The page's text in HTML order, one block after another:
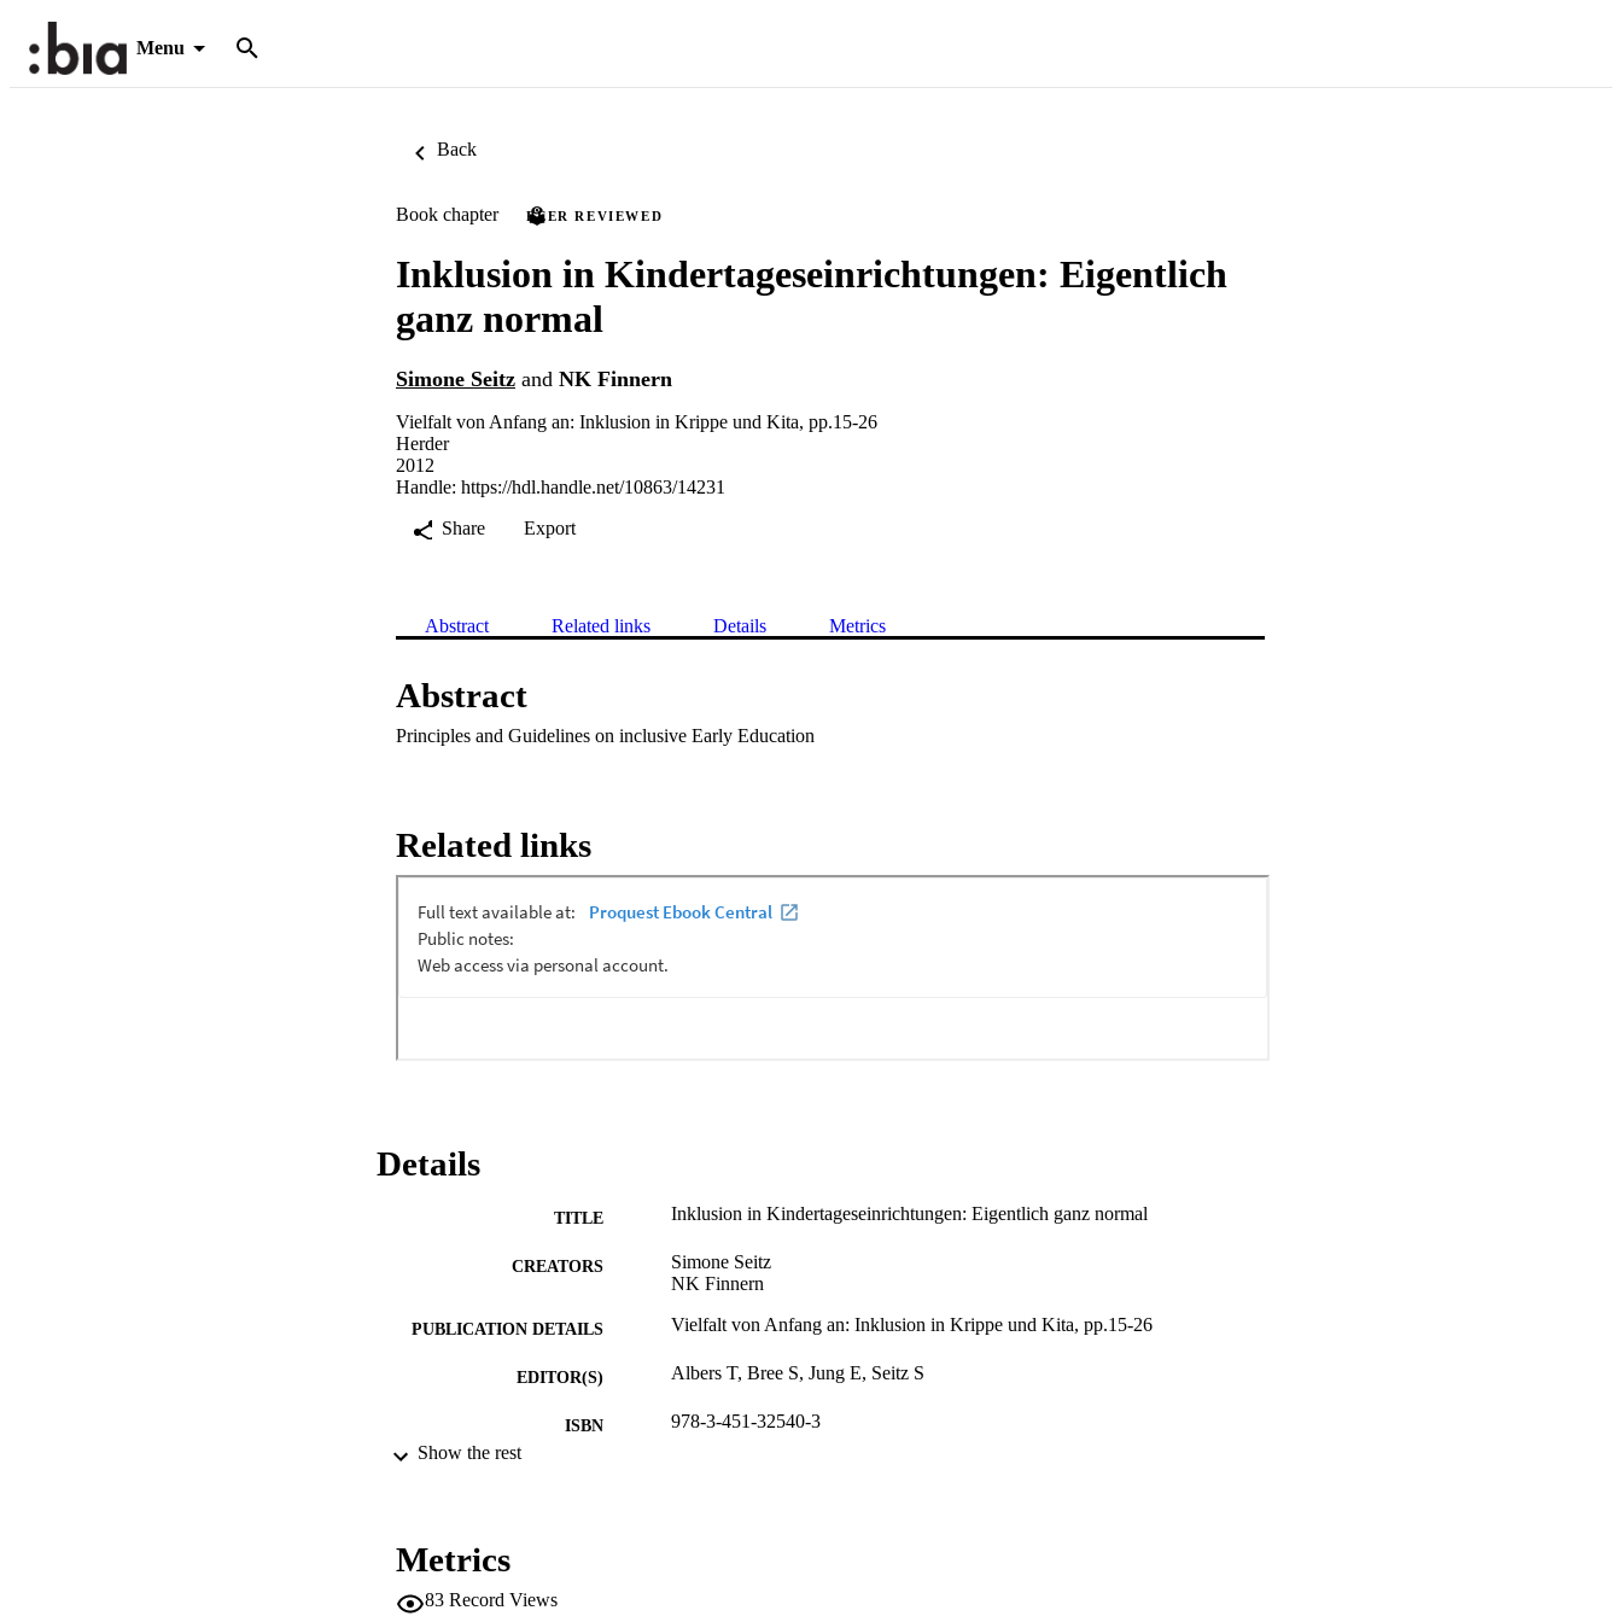
Menu
Back
Book chapter PEER REVIEWED
Inklusion in Kindertageseinrichtungen: Eigentlich
ganz normal
Simone Seitz and NK Finnern
Vielfalt von Anfang an: Inklusion in Krippe und Kita, pp.15-26
Herder
2012
Handle: https://hdl.handle.net/10863/14231
Share
Export
Abstract Related links Details Metrics
Abstract
Principles and Guidelines on inclusive Early Education
Related links
Details
TITLE Inklusion in Kindertageseinrichtungen: Eigentlich ganz normal
CREATORS
Simone Seitz
NK Finnern
PUBLICATION DETAILS Vielfalt von Anfang an: Inklusion in Krippe und Kita, pp.15-26
EDITOR(S) Albers T, Bree S, Jung E, Seitz S
ISBN 978-3-451-32540-3
Show the rest
Metrics
83 Record Views